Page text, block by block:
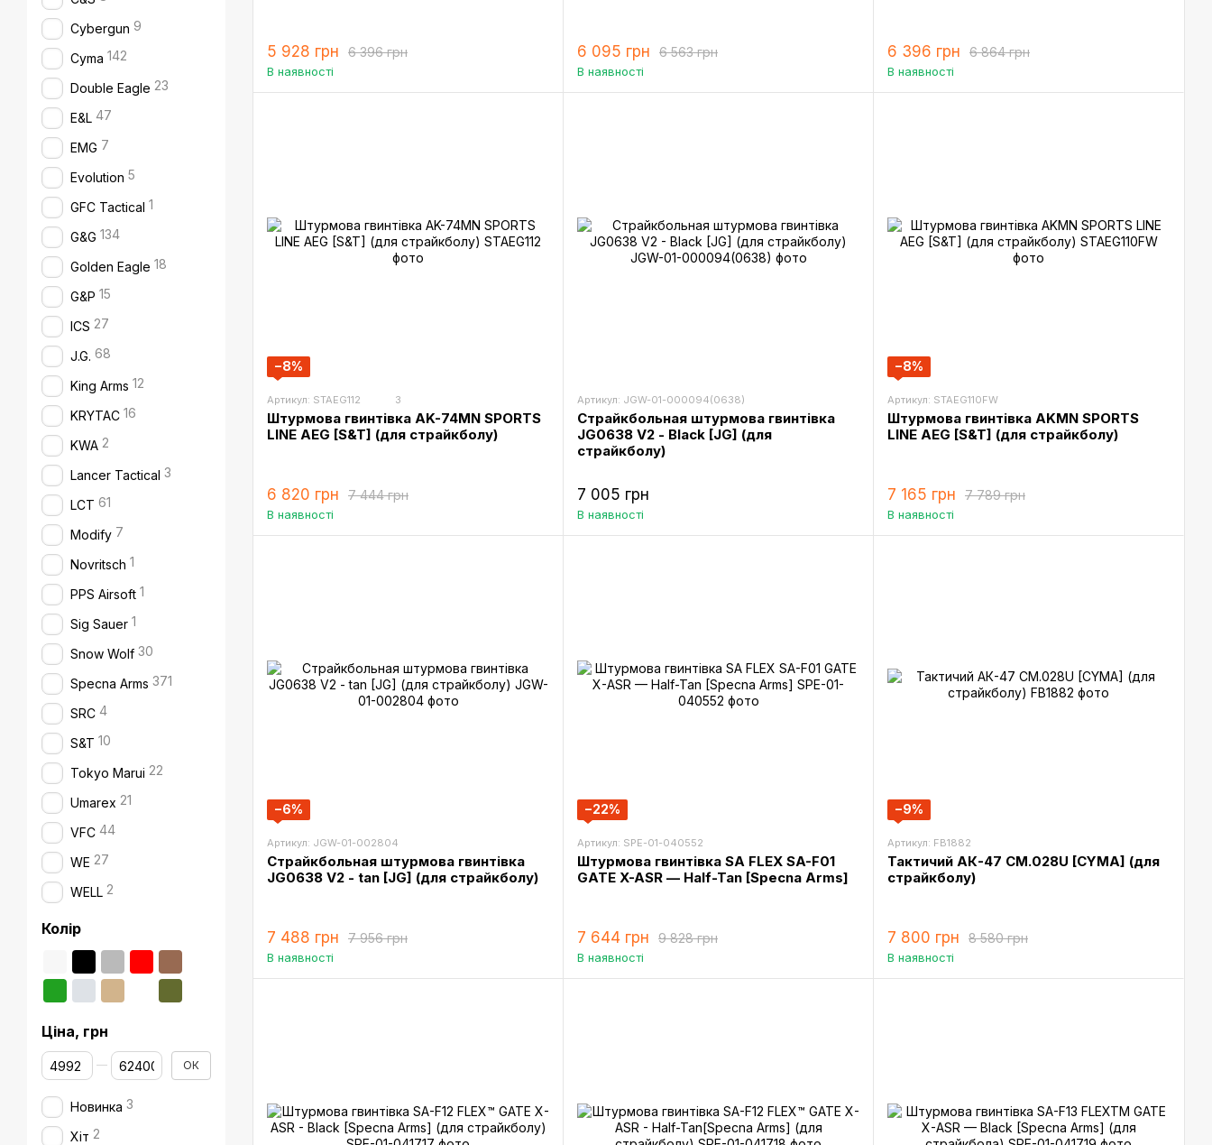
6 396 грн
5 928 грн
В наявності
6 563 грн
6 095 грн
В наявності
6 864 грн
6 396 грн
В наявності
−8%
Артикул: STAEG112 3
Штурмова гвинтівка AK-74MN SPORTS
LINE AEG [S&T] (для страйкболу)
7 444 грн
6 820 грн
В наявності
Артикул: JGW-01-000094(0638)
Страйкбольная штурмова гвинтівка
JG0638 V2 - Black [JG] (для
страйкболу)
7 005 грн
В наявності
−8%
Артикул: STAEG110FW
Штурмова гвинтівка AKMN SPORTS
LINE AEG [S&T] (для страйкболу)
7 789 грн
7 165 грн
В наявності
−6%
Артикул: JGW-01-002804
Страйкбольная штурмова гвинтівка
JG0638 V2 - tan [JG] (для страйкболу)
7 956 грн
7 488 грн
В наявності
−22%
Артикул: SPE-01-040552
Штурмова гвинтівка SA FLEX SA-F01
GATE X-ASR — Half-Tan [Specna Arms]
9 828 грн
7 644 грн
В наявності
−9%
Артикул: FB1882
Тактичий АК-47 CM.028U [CYMA] (для
страйкболу)
8 580 грн
7 800 грн
В наявності
Cybergun 9
Cyma 142
Double Eagle 23
E&L 47
EMG 7
Evolution 5
GFC Tactical 1
G&G 134
Golden Eagle 18
G&P 15
ICS 27
J.G. 68
King Arms 12
KRYTAC 16
KWA 2
Lancer Tactical 3
LCT 61
Modify 7
Novritsch 1
PPS Airsoft 1
Sig Sauer 1
Snow Wolf 30
Specna Arms 371
SRC 4
S&T 10
Tokyo Marui 22
Umarex 21
VFC 44
WE 27
WELL 2
Колір
Ціна, грн
Від Ціна, грн
До Ціна, грн ОК
Новинка 3
Хіт 2